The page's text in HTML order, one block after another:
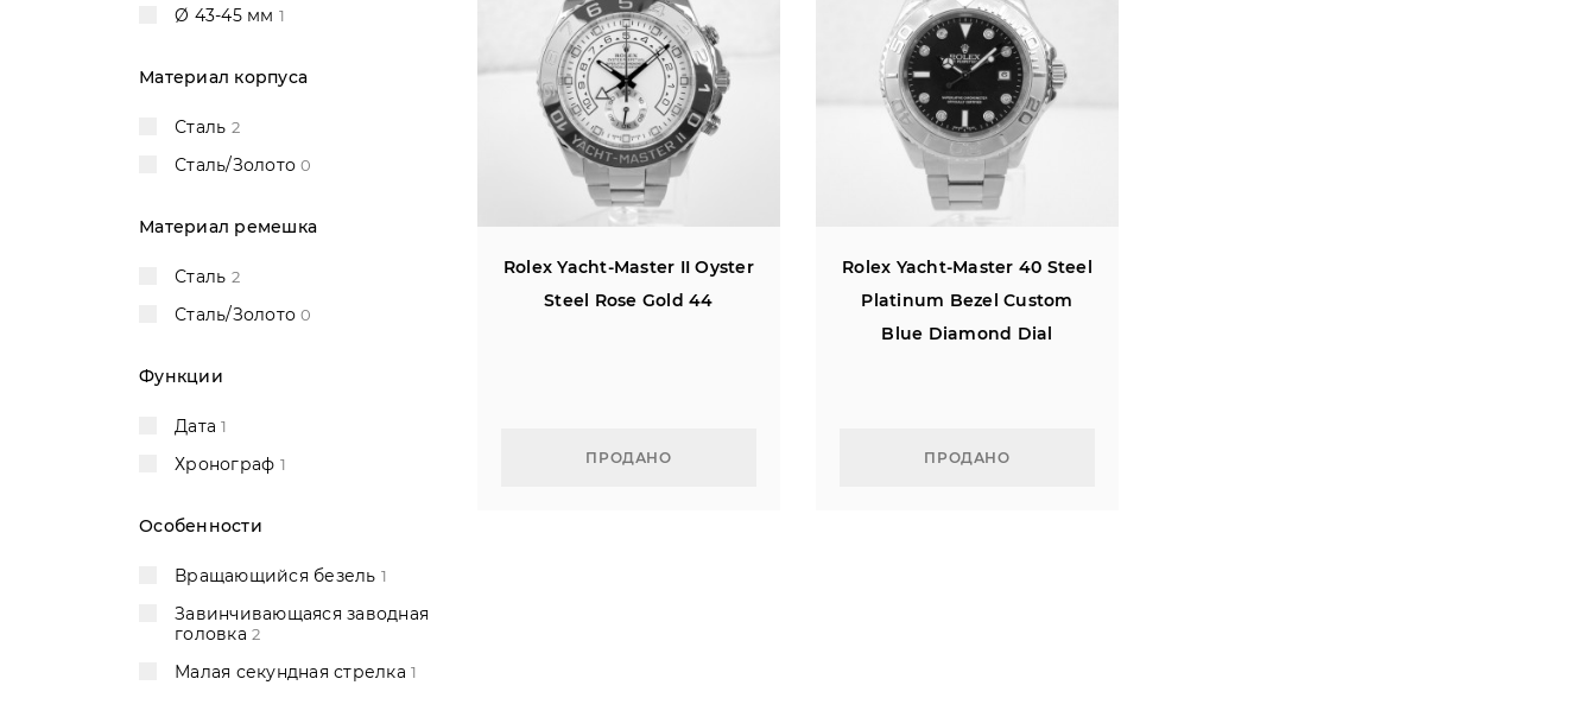
Ø 43-45 мм 1
Материал корпуса
Сталь 2
Сталь/Золото0
Материал ремешка
Сталь 2
Сталь/Золото0
Функции
Дата1
Хронограф 1
Особенности
Вращающийся безель 1
Завинчивающаяся заводная
головка 2
Малая секундная стрелка 1
Rolex Yacht-Master II Oyster
Steel Rose Gold 44
ПРОДАНО
Rolex Yacht-Master 40 Steel
Platinum Bezel Custom
Blue Diamond Dial
ПРОДАНО